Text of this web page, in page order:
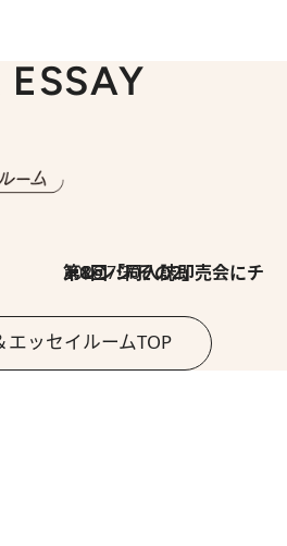
2026.7.30
第8回「同人誌即売会にチャレンジ その2」
エッセイルームTOP